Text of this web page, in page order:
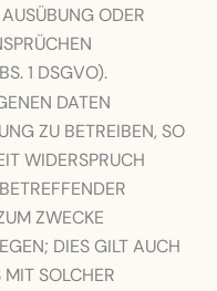
ODER
1 DSGVO).
DATEN
ZU BETREIBEN, SO
WIDERSPRUCH
ZWECKE
DIES GILT AUCH
SOLCHER